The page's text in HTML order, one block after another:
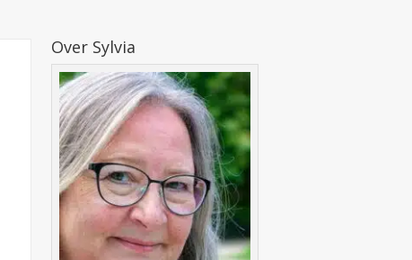
Over Sylvia